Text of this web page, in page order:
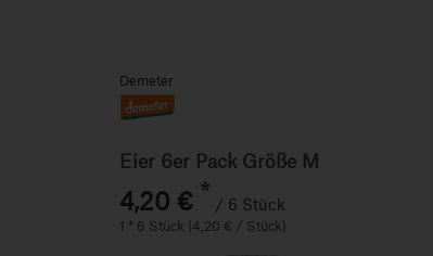
Demeter
Eier 6er Pack Größe M
4,20 € * / 6 Stück
1 * 6 Stück (4,20 € / Stück)